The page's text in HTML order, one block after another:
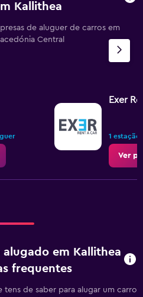
Kallithea
de aluguer de carros em
Central
Exer
1 estação
Ver
em Kallithea
frequentes
de saber para alugar um carro